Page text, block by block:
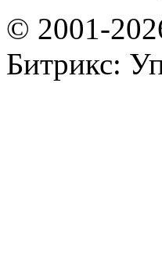
© 2001-
Битрикс: